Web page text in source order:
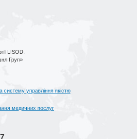
LISOD.
Груп»
систему управління якістю
медичних послуг